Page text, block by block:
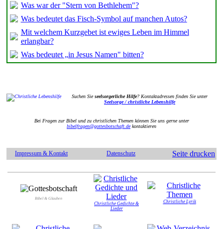
Was war der "Stern von Bethlehem"?
Was bedeutet das Fisch-Symbol auf manchen Autos?
Mit welchem Kurzgebet ist ewiges Leben im Himmel
erlangbar?
Was bedeutet „in Jesus Namen" bitten?
Suchen Sieseelsorgerliche Hilfe? Kontaktadressen finden Sie unter
Seelsorge / christliche Lebenshilfe
Bei Fragen zur Bibel und zu christlichen Themen können Sie uns gerne unter
bibelfragen@gottesbotschaft.dekontaktieren
Impressum & Kontakt Datenschutz Seite drucken
Bibel & Glauben
Christliche Gedichte &
Lieder
Christliche Lyrik